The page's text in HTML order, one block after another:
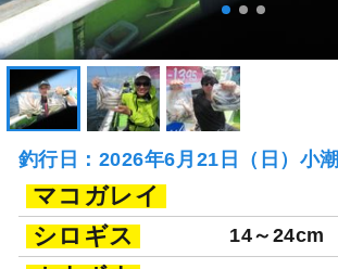
釣行日：2026年6月21日（日）小潮
マコガレイ
シロギス
14～24cm